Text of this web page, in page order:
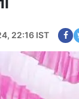
22:16 IST